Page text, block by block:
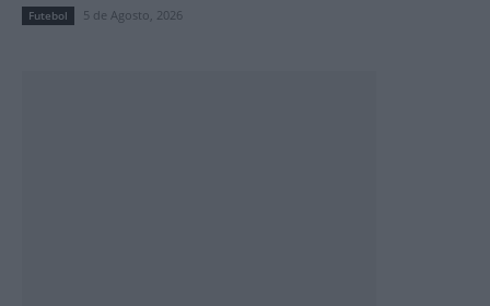
Futebol 5 de Agosto, 2026